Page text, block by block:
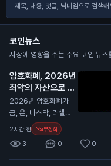
코인뉴스
시장에 영향을 주는 주요 코인 뉴
암호화폐, 2026년
최악의 자산으로 평
가
N
2026년 암호화폐가
금, 은, 나스닥, 러셀 2
000과 비교해 최악
의 성과를 보였습니
다. 이 보고서는 암호
화폐가 다른 자산에
2시간 전 부정적
3 0 0